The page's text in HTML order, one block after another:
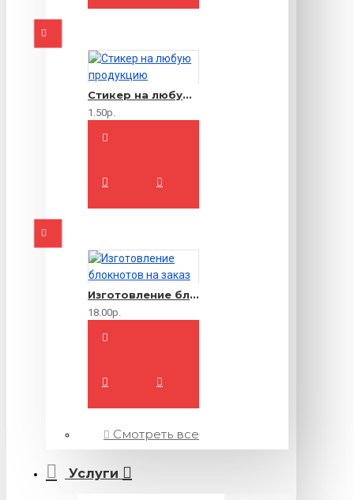
Стикер на любую продукцию
1.50р.
Изготовление блокнотов на заказ
18.00р.
Смотреть все
Услуги